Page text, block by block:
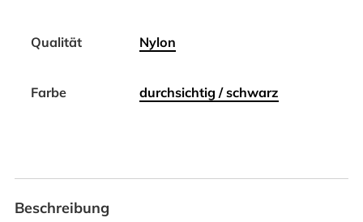
Qualität Nylon
Farbe durchsichtig / schwarz
Beschreibung